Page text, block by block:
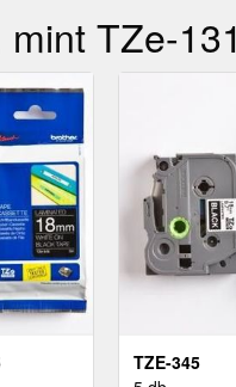
TZe-131
TZE-345